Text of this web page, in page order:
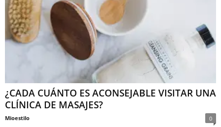
¿CADA CUÁNTO ES ACONSEJABLE VISITAR UNA
CLÍNICA DE MASAJES?
Mioestilo 0